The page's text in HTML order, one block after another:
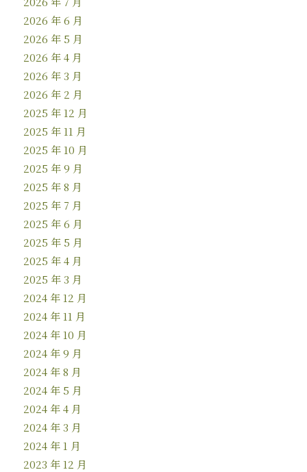
2026 年 6 月
2026 年 5 月
2026 年 4 月
2026 年 3 月
2026 年 2 月
2025 年 12 月
2025 年 11 月
2025 年 10 月
2025 年 9 月
2025 年 8 月
2025 年 7 月
2025 年 6 月
2025 年 5 月
2025 年 4 月
2025 年 3 月
2024 年 12 月
2024 年 11 月
2024 年 10 月
2024 年 9 月
2024 年 8 月
2024 年 5 月
2024 年 4 月
2024 年 3 月
2024 年 1 月
2023 年 12 月